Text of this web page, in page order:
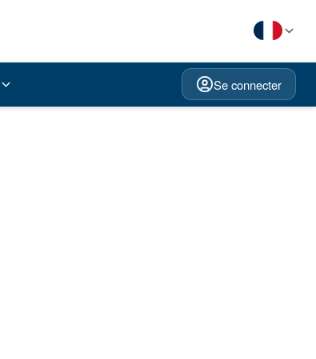
Se connecter